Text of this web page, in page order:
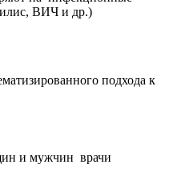
ВИЧ и др.)
подхода к
и мужчин врачи